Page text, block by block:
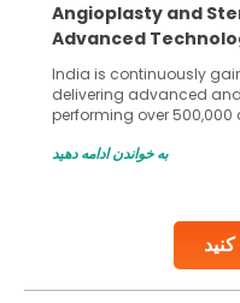
Angioplasty and
Advanced
India is continuously
delivering advanced
performing over
globe are searching for
Studies, such as one
به خواندن ادامه دهید